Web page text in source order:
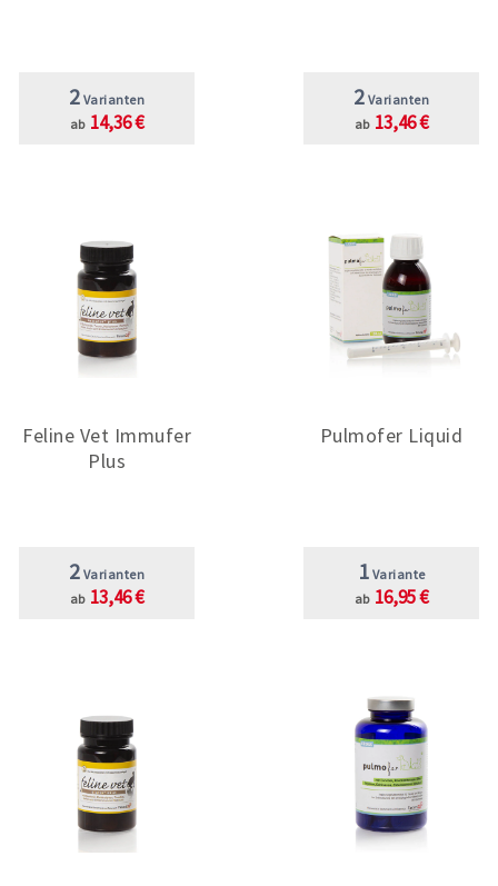
2 Varianten
ab 14,36 €
2 Varianten
ab 13,46 €
Feline Vet Immufer
Plus
2 Varianten
ab 13,46 €
Pulmofer Liquid
1 Variante
ab 16,95 €